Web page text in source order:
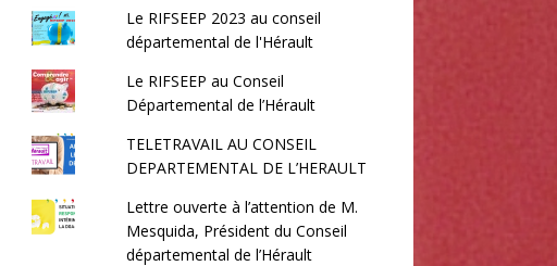
Le RIFSEEP 2023 au conseil
départemental de l'Hérault
Le RIFSEEP au Conseil
Départemental de l’Hérault
TELETRAVAIL AU CONSEIL
DEPARTEMENTAL DE L’HERAULT
Lettre ouverte à l’attention de M.
Mesquida, Président du Conseil
départemental de l’Hérault